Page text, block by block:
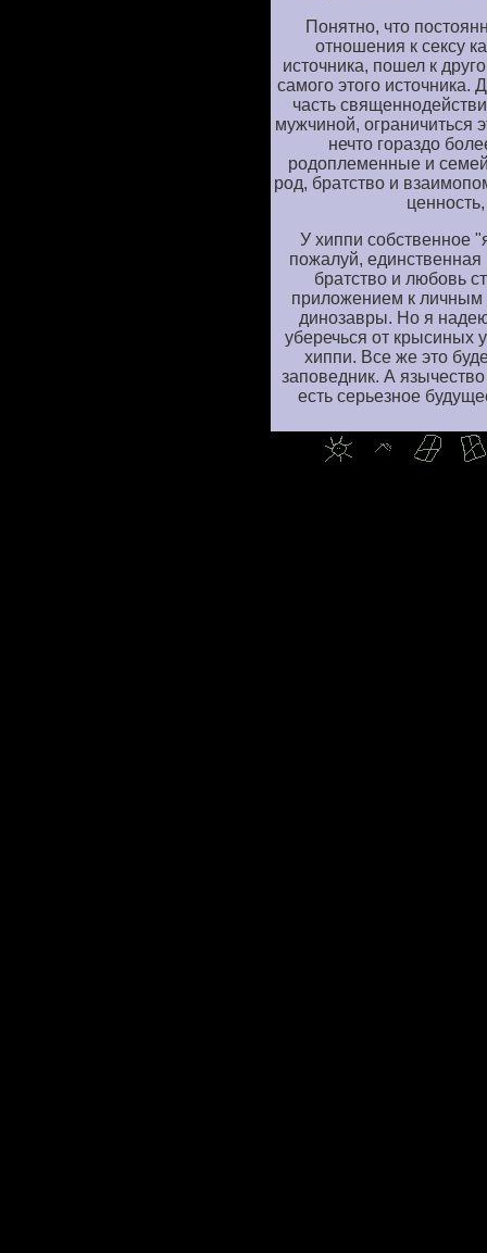
Понятно, что
отношения к сексу
источника, пошел к
самого этого
часть
мужчиной, ограничиться
нечто гораздо
родоплеменные и
род, братство и
У хиппи собственное
пожалуй,
братство и любовь
приложением к личным
динозавры. Но я
уберечься от крысиных
хиппи. Все же это
заповедник. А
есть серьезное